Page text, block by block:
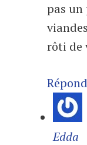
pas un
rôti de
Edda